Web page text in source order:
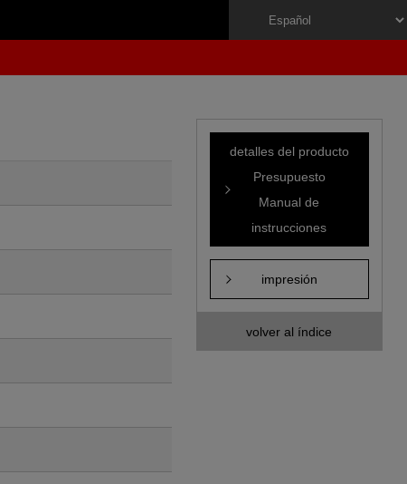
detalles del producto
Presupuesto
Manual de
instrucciones
impresión
volver al índice